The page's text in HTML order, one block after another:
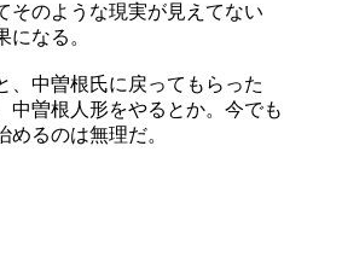
のような現実が見えてない
なる。
中曽根氏に戻ってもらった
中曽根人形をやるとか。今でも
るのは無理だ。